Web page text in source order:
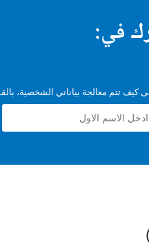
في:
كيف تتم معالجة بياناتي الشخصية،